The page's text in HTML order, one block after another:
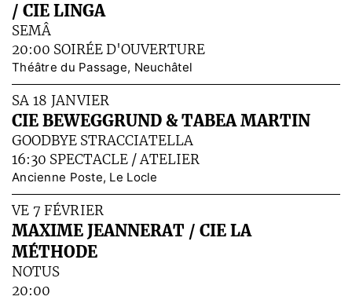
/ CIE LINGA
SEMÂ
20:00 SOIRÉE D'OUVERTURE
Théâtre du Passage, Neuchâtel
SA 18 JANVIER
CIE BEWEGGRUND & TABEA MARTIN
GOODBYE STRACCIATELLA
16:30 SPECTACLE / ATELIER
Ancienne Poste, Le Locle
VE 7 FÉVRIER
MAXIME JEANNERAT / CIE LA
MÉTHODE
NOTUS
20:00